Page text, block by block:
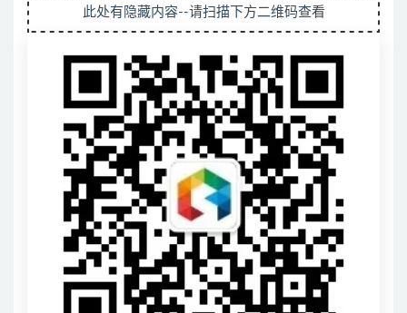
此处有隐藏内容--请扫描下方二维码查看